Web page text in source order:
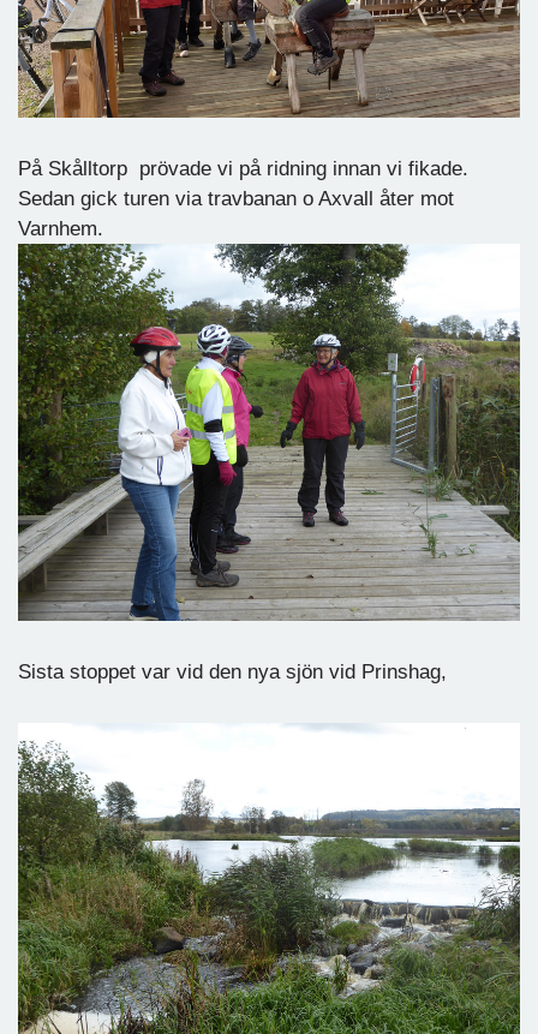
På Skålltorp prövade vi på ridning innan vi fikade.
Sedan gick turen via travbanan o Axvall åter mot
Varnhem.
Sista stoppet var vid den nya sjön vid Prinshag,